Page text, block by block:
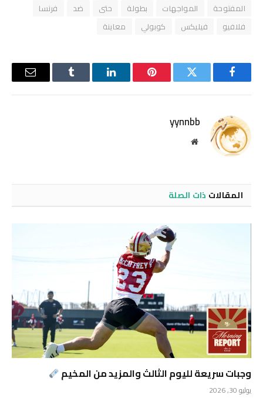
المفتوحة
المواجهات بطولة حتى ضد
فرنسا
فلافيو
فيليكس كوبولي معاينة
فيسبوك تويتر بينتيريستلينكدإن Tumblr
البريد
yynnbb
موقع
المقالات ذات الصلة
وجبات سريعة لليوم الثالث والمزيد من المخيم
يوليو 30, 2026